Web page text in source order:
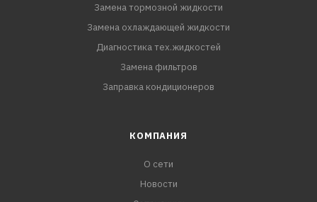
Замена тормозной жидкости
Замена охлаждающей жидкости
Диагностика тех.жидкостей
Замена фильтров
Заправка кондиционеров
КОМПАНИЯ
О сети
Новости